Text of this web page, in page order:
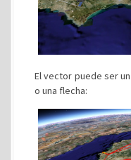
El vector puede ser
o una flecha: